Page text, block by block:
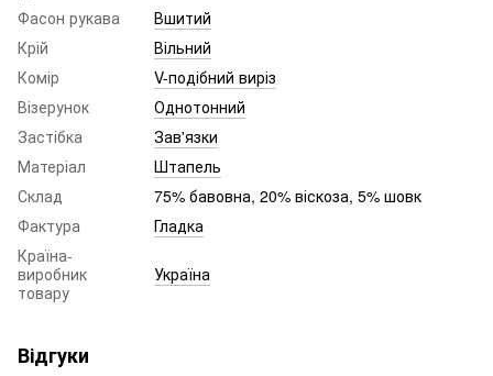
Фасон рукава
Вшитий
Крій
Вільний
Комір
V-подібний виріз
Візерунок
Однотонний
Застібка
Зав'язки
Матеріал
Штапель
Склад
75% бавовна, 20% віскоза, 5% шовк
Фактура
Гладка
Країна-
виробник
товару
Україна
Відгуки